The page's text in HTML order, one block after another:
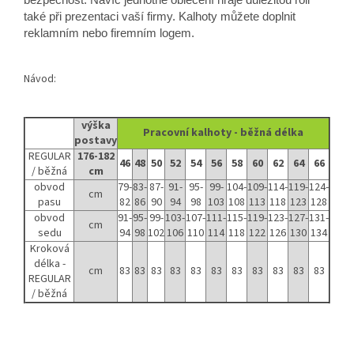
také při prezentaci vaší firmy. Kalhoty můžete doplnit
reklamním nebo firemním logem.
Návod:
výška
postavy
Pracovní kalhoty - běžná délka
REGULAR
/ běžná
176-182
cm
46 48 50 52 54 56 58 60 62 64
66
obvod
pasu
cm
79-
82
83-
86
87-
90
91-
94
95-
98
99-
103
104-
108
109-
113
114-
118
119-
123
124-
128
obvod
sedu
cm
91-
94
95-
98
99-
102
103-
106
107-
110
111-
114
115-
118
119-
122
123-
126
127-
130
131-
134
Kroková
délka -
REGULAR
/ běžná
cm 83 83 83 83 83 83 83 83 83 83 83